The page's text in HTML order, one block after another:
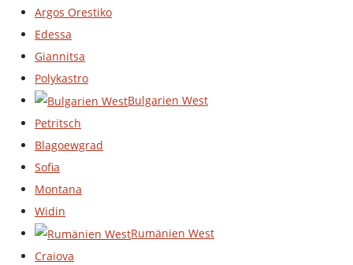
Argos Orestiko
Edessa
Giannitsa
Polykastro
Bulgarien West
Petritsch
Blagoewgrad
Sofia
Montana
Widin
Rumänien West
Craiova